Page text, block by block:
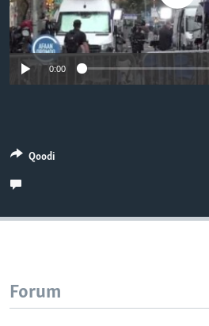
0:00
Qoodi
Forum